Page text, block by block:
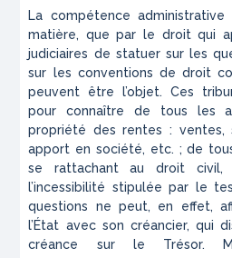
La compétence
matière, que par le droit qui
judiciaires de statuer sur les
sur les conventions de droit
peuvent être l’objet. Ces
pour connaître de tous les
propriété des rentes : ventes,
apport en société, etc. ; de
se rattachant au droit
l’incessibilité stipulée par le
questions ne peut, en effet,
l’État avec son créancier, qui
créance sur le Trésor.